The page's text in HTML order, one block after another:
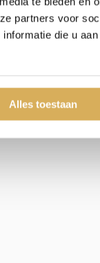
partners voor
die u
Alles toestaan